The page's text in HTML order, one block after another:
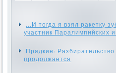
...И тогда я взял ракетку
участник Паралимпийских
Прядкин:
продолжается